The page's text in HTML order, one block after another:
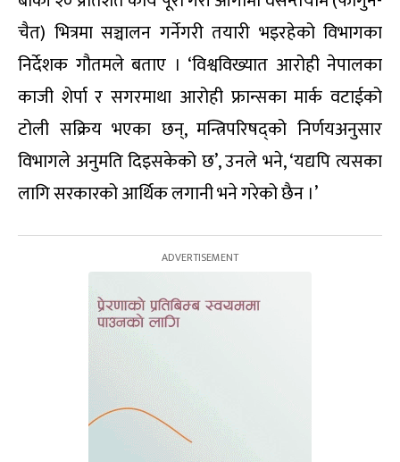
चैत) भित्रमा सञ्चालन गर्नेगरी तयारी भइरहेको विभागका
निर्देशक गौतमले बताए । ‘विश्वविख्यात आरोही नेपालका
काजी शेर्पा र सगरमाथा आरोही फ्रान्सका मार्क वटाईको
टोली सक्रिय भएका छन्, मन्त्रिपरिषद्को निर्णयअनुसार
विभागले अनुमति दिइसकेको छ’, उनले भने, ‘यद्यपि त्यसका
लागि सरकारको आर्थिक लगानी भने गरेको छैन ।’